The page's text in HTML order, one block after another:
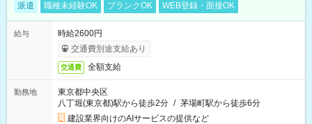
派遣 職種未経験OK ブランクOK WEB登録・面接OK
給与
時給2600円
交通費別途支給あり
交通費 全額支給
勤務地
東京都中央区
八丁堀(東京都)駅から徒歩2分 / 茅場町駅から徒歩6分
建設業界向けのAIサービスの提供など